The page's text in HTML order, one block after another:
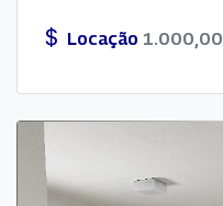
Locação 1.000,00